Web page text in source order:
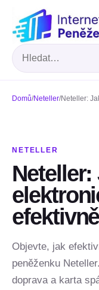
Hledat
Domů/Neteller/Neteller:
NETELLER
efektivně
Objevte, jak
peněženku
doprava a karta